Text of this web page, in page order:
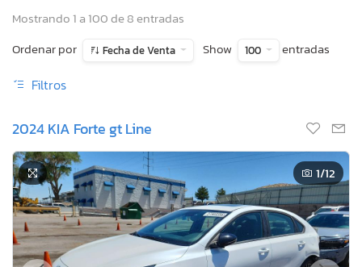
Mostrando 1 a 100 de 8 entradas
Ordenar por
Fecha de Venta Show 100 entradas
Filtros
2024 KIA Forte gt Line
1/12